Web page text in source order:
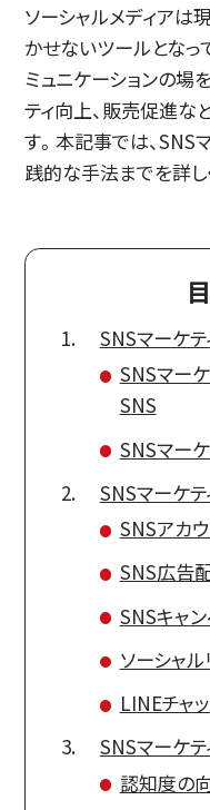
ソーシャルメディアは
かせないツールとなっ
ミュニケーションの場
ティ向上、販売促進な
す。本記事では、SNS
践的な手法までを詳し
SNSマーケテ
SNSマー
SNS
SNSマー
SNSマーケ
SNSアカ
SNS広告
SNSキャ
ソーシャ
LINEチャ
SNSマーケテ
認知度の